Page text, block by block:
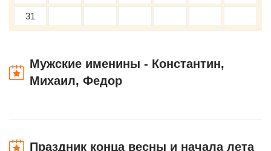
31
Мужские именины - Константин,
Михаил, Федор
Праздник конца весны и начала лета